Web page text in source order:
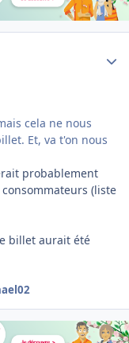
cela ne nous
Et, va t'on nous
probablement
(liste
billet aurait été